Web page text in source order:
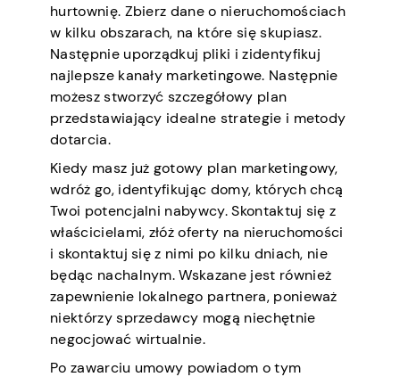
hurtownię. Zbierz dane o nieruchomościach
w kilku obszarach, na które się skupiasz.
Następnie uporządkuj pliki i zidentyfikuj
najlepsze kanały marketingowe. Następnie
możesz stworzyć szczegółowy plan
przedstawiający idealne strategie i metody
dotarcia.
Kiedy masz już gotowy plan marketingowy,
wdróż go, identyfikując domy, których chcą
Twoi potencjalni nabywcy. Skontaktuj się z
właścicielami, złóż oferty na nieruchomości
i skontaktuj się z nimi po kilku dniach, nie
będąc nachalnym. Wskazane jest również
zapewnienie lokalnego partnera, ponieważ
niektórzy sprzedawcy mogą niechętnie
negocjować wirtualnie.
Po zawarciu umowy powiadom o tym